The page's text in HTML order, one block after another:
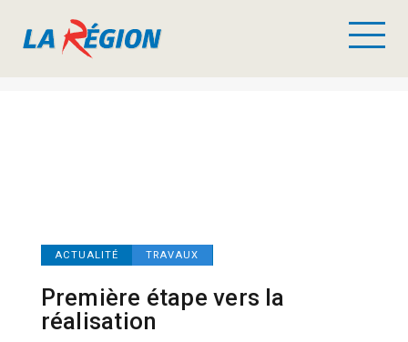
ACTUALITÉ TRAVAUX
Première étape vers la
réalisation